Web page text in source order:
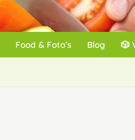
Food & Foto’s Blog 🎲